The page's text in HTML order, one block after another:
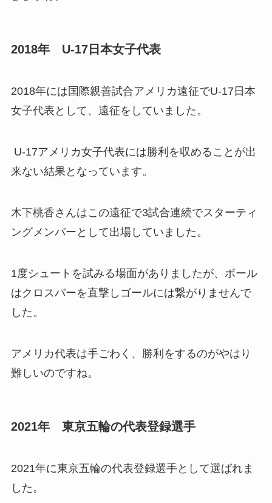
2018年 U-17日本女子代表
2018年には国際親善試合アメリカ遠征でU-17日本
女子代表として、遠征をしていました。
U-17アメリカ女子代表には勝利を収めることが出
来ない結果となっています。
木下桃香さんはこの遠征で3試合連続でスターティ
ングメンバーとして出場していました。
1度シュートを試みる場面がありましたが、ボール
はクロスバーを直撃しゴールには繋がりませんで
した。
アメリカ代表は手ごわく、勝利をするのがやはり
難しいのですね。
2021年 東京五輪の代表登録選手
2021年に東京五輪の代表登録選手として選ばれま
した。